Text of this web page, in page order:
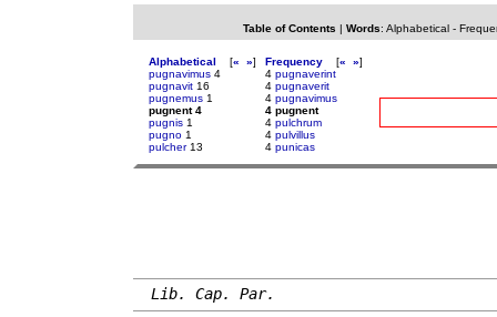
Table of Contents | Words: Alphabetical-
Alphabetical [« »]
pugnavimus 4
pugnavit 16
pugnemus 1
pugnent 4
pugnis 1
pugno 1
pulcher13
Frequency [« »]
4 pugnaverint
4 pugnaverit
4 pugnavimus
4 pugnent
4 pulchrum
4 pulvillus
4 punicas
Lib. Cap. Par.